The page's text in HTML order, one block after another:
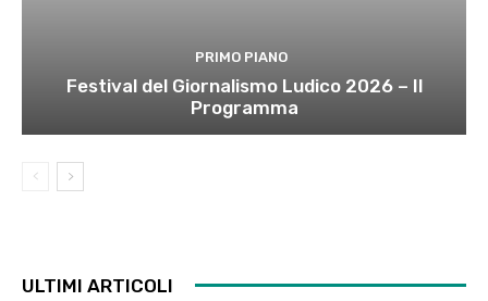
PRIMO PIANO
Festival del Giornalismo Ludico 2026 – Il
Programma
ULTIMI ARTICOLI